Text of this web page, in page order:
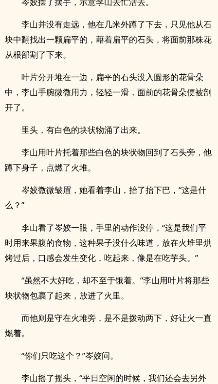
李山并没有走远，他在几米外蹲了下去，只见他从石
块中翻找出一颗扁平的，藉着扁平的石头，将面前那株花
从根部割了下来。
叶片分开堆在一边，扁平的石头没入圆形的花骨朵
中，李山手腕微微用力，轻轻一滑，面前的花骨朵便被剖
开了。
里头，有白色的块状物涌了出来。
李山用叶片托着那些白色的块状物回到了石头旁，他
蹲下身子，点燃了火堆。
岑姣微微皱眉，她看着李山，抬了抬下巴，“这是什
么？”
李山看了岑姣一眼，手里的动作没停，“这是我们平
时用来果腹的食物，这种果子没什么味道，放在火堆里烘
烤过后，口感会发生变化，吃起来，像是在吃芋头。”
“虽然不大好吃，却不至于饿着。”李山用叶片将那些
块状物包裹了起来，放进了火里。
而他则是守在火堆旁，是不是拨动两下，好让火一直
燃着。
“你们只吃这个？”岑姣问。
李山摇了摇头，“平日空闲的时候，我们还会去另外